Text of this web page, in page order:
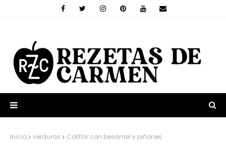
Inicio verduras Coliflor con besamel y piñones